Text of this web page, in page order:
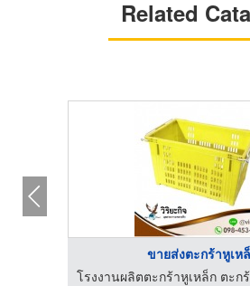
Related
ขายส่งตะกร้าหูเห